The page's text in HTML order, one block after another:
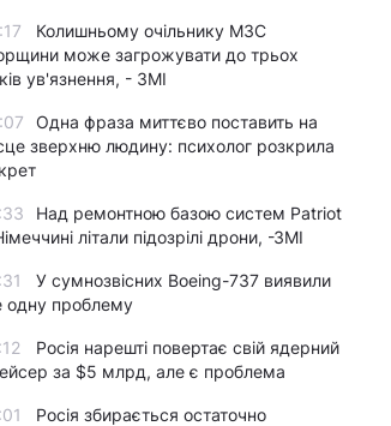
Колишньому очільнику МЗС
може загрожувати до трьох
ув'язнення, - ЗМІ
Одна фраза миттєво поставить на
зверхню людину: психолог розкрила
Над ремонтною базою систем Patriot
літали підозрілі дрони, -ЗМІ
У сумнозвісних Boeing-737 виявили
одну проблему
Росія нарешті повертає свій ядерний
за $5 млрд, але є проблема
Росія збирається остаточно